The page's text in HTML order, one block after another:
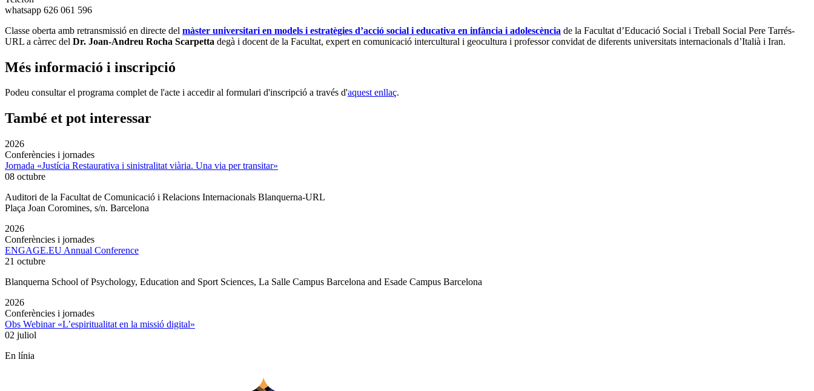
whatsapp 626 061 596
Classe oberta amb retransmissió en directe del màster universitari en models i estratègies d’acció social i educativa en infància i adolescència de la Facultat d’Educació Social i Treball Social Pere Tarrés-
URL a càrrec del Dr. Joan-Andreu Rocha Scarpetta degà i docent de la Facultat, expert en comunicació intercultural i geocultura i professor convidat de diferents universitats internacionals d’Italià i Iran.
Més informació i inscripció
Podeu consultar el programa complet de l'acte i accedir al formulari d'inscripció a través d'aquest enllaç.
També et pot interessar
2026
Conferències i jornades
Jornada «Justícia Restaurativa i sinistralitat viària. Una via per transitar»
08 octubre
Auditori de la Facultat de Comunicació i Relacions Internacionals Blanquerna-URL
Plaça Joan Coromines, s/n. Barcelona
2026
Conferències i jornades
ENGAGE.EU Annual Conference
21 octubre
Blanquerna School of Psychology, Education and Sport Sciences, La Salle Campus Barcelona and Esade Campus Barcelona
2026
Conferències i jornades
Obs Webinar «L’espiritualitat en la missió digital»
02 juliol
En línia